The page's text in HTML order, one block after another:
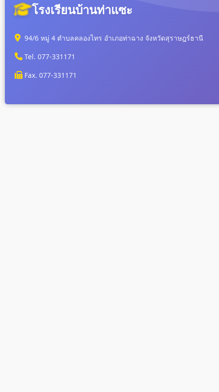
โรงเรียนบ้านท่าแซะ
94/6 หมู่ 4 ตำบลคลองไทร อำเภอท่าฉาง จังหวัดสุราษฎร์ธานี
Tel. 077-331171
Fax. 077-331171